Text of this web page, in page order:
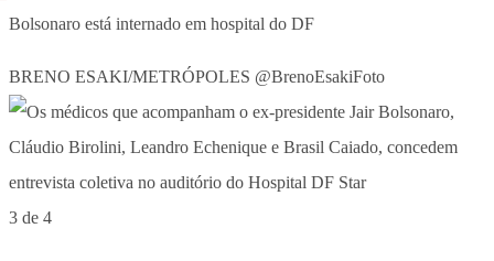
Bolsonaro está internado em hospital do DF
BRENO ESAKI/METRÓPOLES @BrenoEsakiFoto
3 de 4